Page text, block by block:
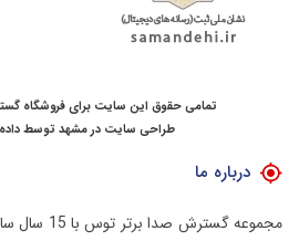
تمامی حقوق این سایت برای فروشگاه
طراحی سایت در مشهد توسط
درباره ما
مجموعه